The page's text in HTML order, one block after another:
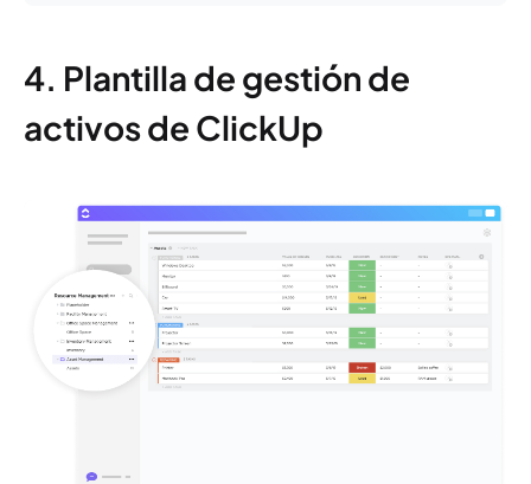
4. Plantilla de gestión de
activos de ClickUp